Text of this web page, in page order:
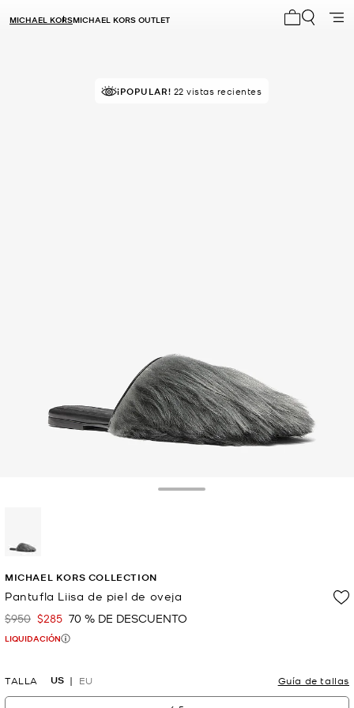
MICHAEL KORSMICHAEL KORS OUTLET
¡POPULAR! 22 vistas recientes
MICHAEL KORS COLLECTION
Pantufla Liisa de piel de oveja
Era
$950 Ahora
$285 70 % DE DESCUENTO
LIQUIDACIÓN
TALLA US EU Guía de tallas